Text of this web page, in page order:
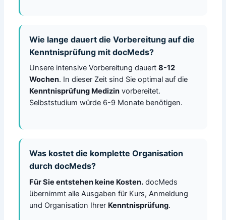
Wie lange dauert die Vorbereitung auf die
Kenntnisprüfung mit docMeds?
Unsere intensive Vorbereitung dauert 8-12
Wochen. In dieser Zeit sind Sie optimal auf die
Kenntnisprüfung Medizinvorbereitet.
Selbststudium würde 6-9 Monate benötigen.
Was kostet die komplette Organisation
durch docMeds?
Für Sie entstehen keine Kosten.docMeds
übernimmt alle Ausgaben für Kurs, Anmeldung
und Organisation Ihrer Kenntnisprüfung.